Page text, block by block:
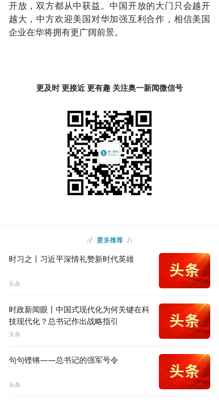
开放，双方都从中获益。中国开放的大门只会越开
越大，中方欢迎美国对华加强互利合作，相信美国
企业在华将拥有更广阔前景。
更及时 更接近 更有趣 关注奥一新闻微信号
时习之丨习近平深情礼赞新时代英雄
头条
时政新闻眼丨中国式现代化为何关键在科
技现代化？总书记作出战略指引
头条
句句铿锵——总书记的强军号令
头条